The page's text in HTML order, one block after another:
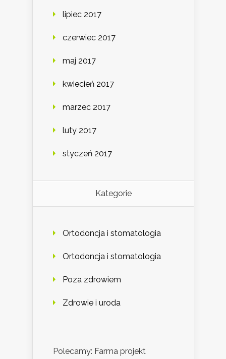
lipiec 2017
czerwiec 2017
maj 2017
kwiecień 2017
marzec 2017
luty 2017
styczeń 2017
Kategorie
Ortodoncja i stomatologia
Ortodoncja i stomatologia
Poza zdrowiem
Zdrowie i uroda
Polecamy: Farma projekt